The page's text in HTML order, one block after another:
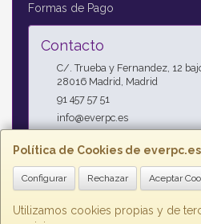
Política de Cookies de everpc.es
Configurar Rechazar Aceptar
Utilizamos cookies propias y de
Formas de Pago
Contacto
C/. Trueba y Fernandez, 12
28016 Madrid Madrid
91 457 57 51
info@everpc.es
Horario
Horario continuo : Lunes a Jueves
09:00h - 14:00h